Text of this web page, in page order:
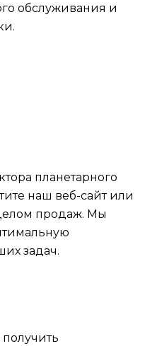
обслуживания и
планетарного
наш веб-сайт или
продаж. Мы
задач.